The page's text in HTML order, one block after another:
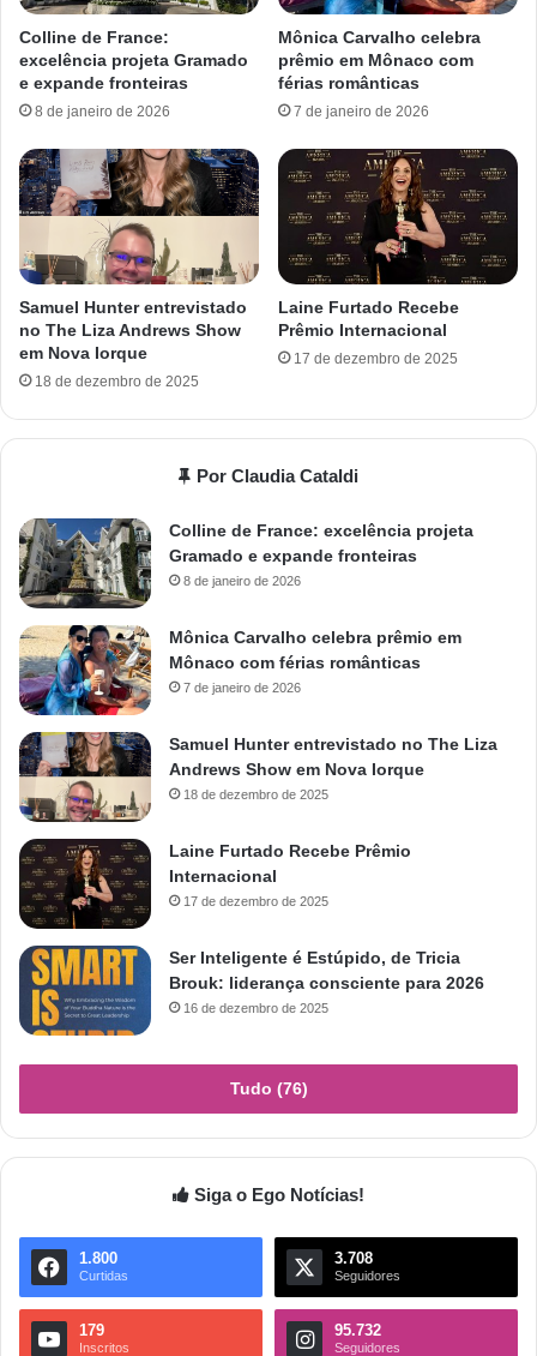
Colline de France:
excelência projeta Gramado
e expande fronteiras
8 de janeiro de 2026
Mônica Carvalho celebra
prêmio em Mônaco com
férias românticas
7 de janeiro de 2026
Samuel Hunter entrevistado
no The Liza Andrews Show
em Nova Iorque
18 de dezembro de 2025
Laine Furtado Recebe
Prêmio Internacional
17 de dezembro de 2025
Por Claudia Cataldi
Colline de France: excelência projeta
Gramado e expande fronteiras
8 de janeiro de 2026
Mônica Carvalho celebra prêmio em
Mônaco com férias românticas
7 de janeiro de 2026
Samuel Hunter entrevistado no The Liza
Andrews Show em Nova Iorque
18 de dezembro de 2025
Laine Furtado Recebe Prêmio
Internacional
17 de dezembro de 2025
Ser Inteligente é Estúpido, de Tricia
Brouk: liderança consciente para 2026
16 de dezembro de 2025
Tudo (76)
Siga o Ego Notícias!
1.800
Curtidas
3.708
Seguidores
179
Inscritos
95.732
Seguidores